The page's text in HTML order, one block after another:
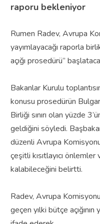
raporu bekleniyor
Rumen Radev, Avrupa
yayımlayacağı raporla
açığı prosedürü”
Bakanlar Kurulu
konusu prosedürün
Birliği sınırı olan yüzde
geldiğini söyledi.
düzenli Avrupa
çeşitli kısıtlayıcı önlemler
kalabileceğini belirtti.
Radev, Avrupa
geçen yılki bütçe